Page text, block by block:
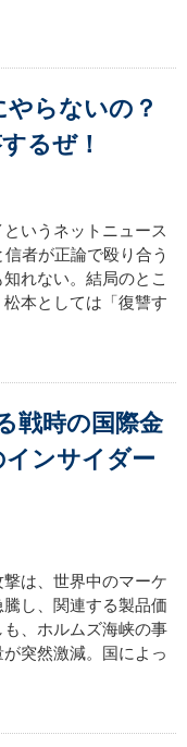
らないの？
るぜ！
いうネットニュース
者が正論で殴り合う
れない。結局のとこ
本としては「復讐す
戦時の国際金
ンサイダー
は、世界中のマーケ
し、関連する製品価
、ホルムズ海峡の事
突然激減。国によっ